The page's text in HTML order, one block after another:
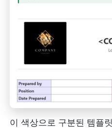
이 색상으로 구분된 템플